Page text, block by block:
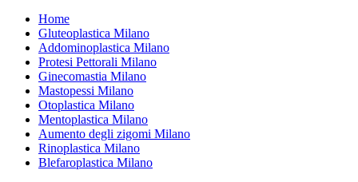
Home
Gluteoplastica Milano
Addominoplastica Milano
Protesi Pettorali Milano
Ginecomastia Milano
Mastopessi Milano
Otoplastica Milano
Mentoplastica Milano
Aumento degli zigomi Milano
Rinoplastica Milano
Blefaroplastica Milano